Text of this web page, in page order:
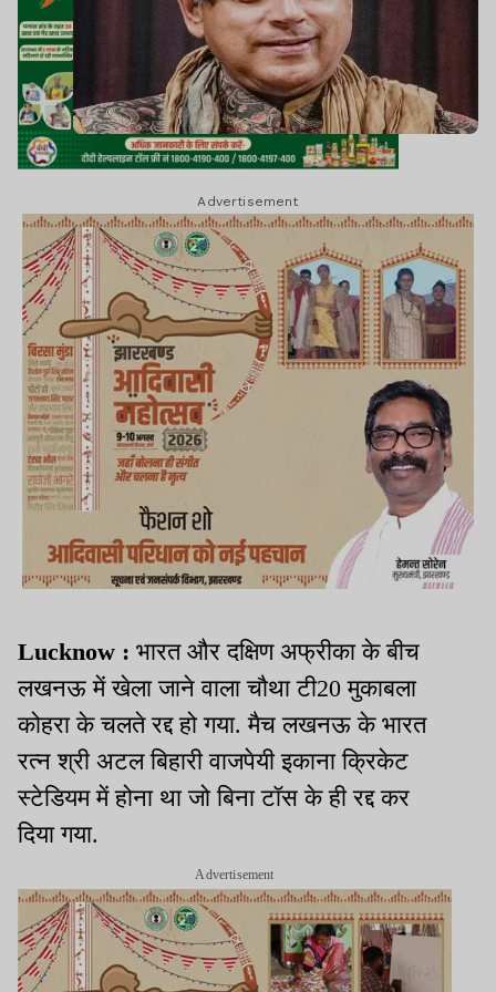
Advertisement
Lucknow : भारत और दक्षिण अफ्रीका के बीच
लखनऊ में खेला जाने वाला चौथा टी20 मुकाबला
कोहरा के चलते रद्द हो गया. मैच लखनऊ के भारत
रत्न श्री अटल बिहारी वाजपेयी इकाना क्रिकेट
स्टेडियम में होना था जो बिना टॉस के ही रद्द कर
दिया गया.
Advertisement